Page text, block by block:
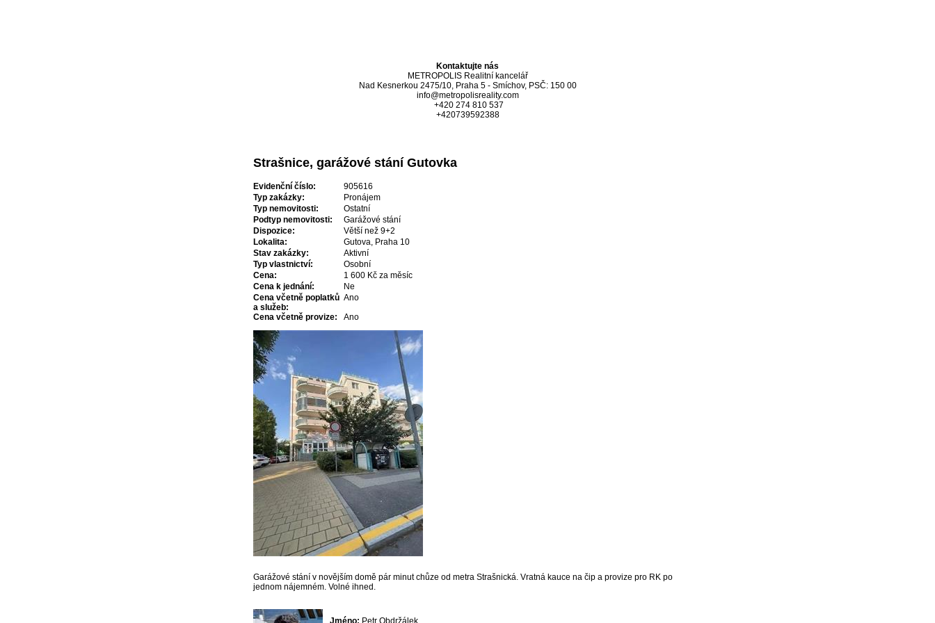
Kontaktujte nás
METROPOLIS Realitní kancelář
Nad Kesnerkou 2475/10, Praha 5 - Smíchov, PSČ: 150 00
info@metropolisreality.com
+420 274 810 537
+420739592388
Strašnice, garážové stání Gutovka
Evidenční číslo:
905616
Typ zakázky:
Pronájem
Typ nemovitosti:
Ostatní
Podtyp nemovitosti:
Garážové stání
Dispozice:
Větší než 9+2
Lokalita:
Gutova, Praha 10
Stav zakázky:
Aktivní
Typ vlastnictví:
Osobní
Cena:
1 600 Kč za měsíc
Cena k jednání:
Ne
Cena včetně poplatků
a služeb:
Ano
Cena včetně provize:
Ano
Garážové stání v novějším domě pár minut chůze od metra Strašnická. Vratná kauce na čip a provize pro RK po
jednom nájemném. Volné ihned.
Jméno: Petr Obdržálek